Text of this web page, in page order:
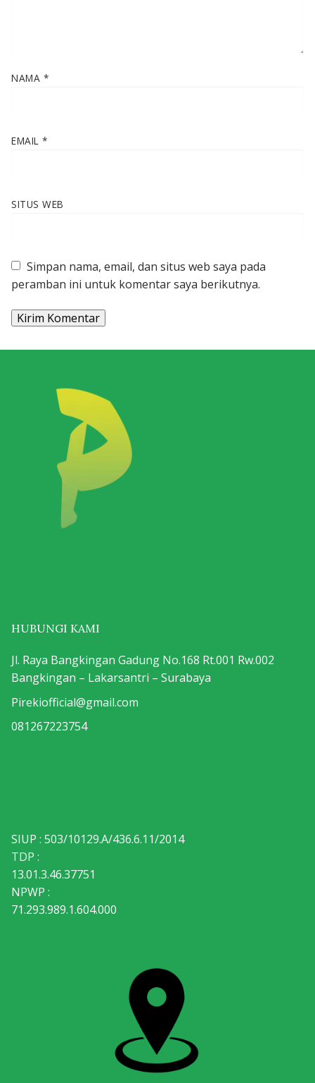
NAMA *
EMAIL *
SITUS WEB
Simpan nama, email, dan situs web saya pada
peramban ini untuk komentar saya berikutnya.
HUBUNGI KAMI
Jl. Raya Bangkingan Gadung No.168 Rt.001 Rw.002
Bangkingan – Lakarsantri – Surabaya
Pirekiofficial@gmail.com
081267223754
SIUP : 503/10129.A/436.6.11/2014
TDP :
13.01.3.46.37751
NPWP :
71.293.989.1.604.000